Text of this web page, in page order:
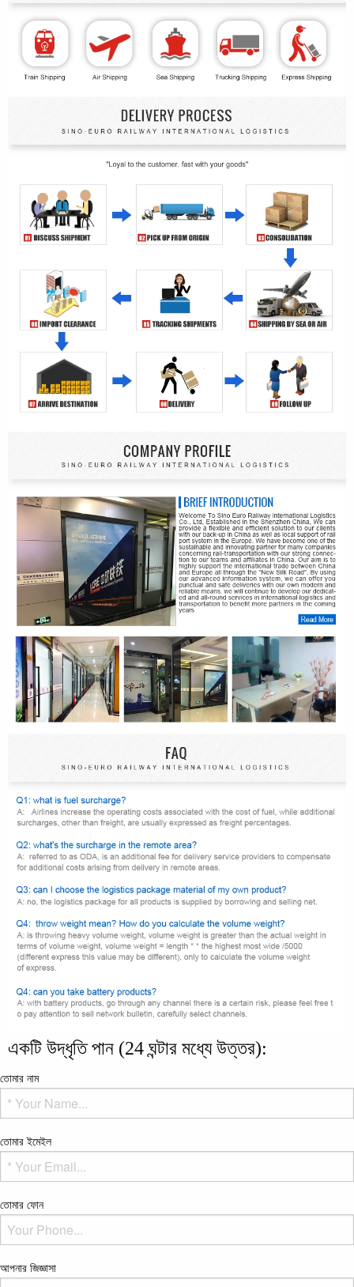
একটি উদ্ধৃতি পান (24 ঘন্টার মধ্যে উত্তর):
তোমার নাম
তোমার ইমেইল
তোমার ফোন
আপনার জিজ্ঞাসা